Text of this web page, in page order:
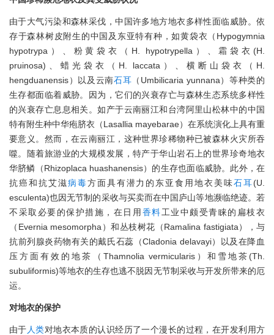
由于大气污染和森林采伐，中国许多地方地衣多样性面临威胁。依
存于森林树皮附生的中国及东亚特有种，如黄袋衣（Hypogymnia
hypotrypa）、粉黄袋衣（H. hypotrypella）、霜袋衣(H.
pruinosa)、蜡光袋衣（H. laccata）、横断山袋衣（H.
hengduanensis）以及云南石耳 （Umbilicaria yunnana）等种类的
生存都面临着威胁。因为，它们的兴衰存亡与森林生态系统多样性
的兴衰存亡息息相关。如产于云南丽江和台湾阿里山松林中的中国
特有附生种中华疱脐衣（Lasallia mayebarae）在系统演化上具有重
要意义。然而，在云南丽江，这种世界珍稀物种已被森林火灾所吞
噬。随着旅游业的大规模发展，特产于华山岩石上的世界珍奇地衣
华脐鳞（Rhizoplaca huashanensis）的生存也面临威胁。此外，在
抗癌和抗艾滋病毒方面具有潜力的东亚食用地衣美味石耳(U.
esculenta)也因无节制的采收与买卖而在中国庐山等地濒临绝迹。若
不采取必要的保护措施，在日用 香料工业中颇受青睐的扁枝衣
（Evernia mesomorpha）和丛枝树花（Ramalina fastigiata），与
抗前列腺炎药物有关的戴氏石蕊（Cladonia delavayi）以及在降血
压方面有效的地茶（Thamnolia vermicularis）和雪地茶(Th.
subuliformis)等地衣的生存也逃不脱因无节制采收与开发所带来的厄
运。
对地衣的保护
由于 人类对地衣本质的认识经历了一个漫长的过程，在开发利用方